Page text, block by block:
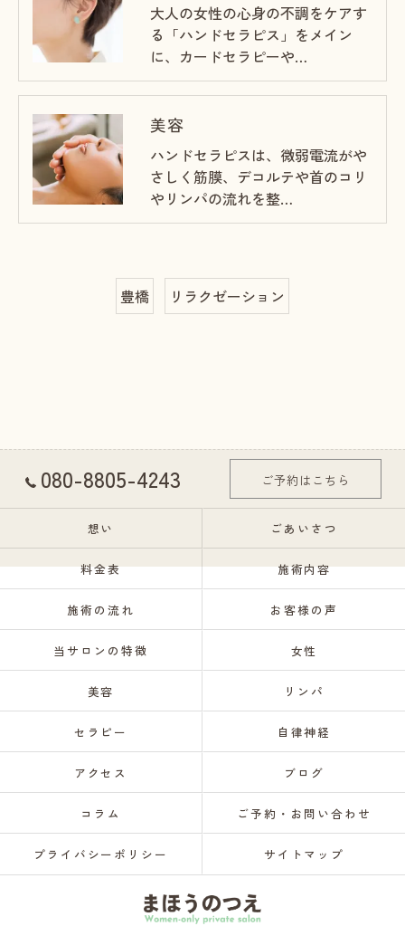
大人の女性の心身の不調をケアす
る「ハンドセラピス」をメイン
に、カードセラピーや…
美容
ハンドセラピスは、微弱電流がや
さしく筋膜、デコルテや首のコリ
やリンパの流れを整…
豊橋 リラクゼーション
080-8805-4243 ご予約はこちら
想い ごあいさつ
料金表 施術内容
施術の流れ お客様の声
当サロンの特徴 女性
美容 リンパ
セラピー 自律神経
アクセス ブログ
コラム ご予約・お問い合わせ
プライバシーポリシー サイトマップ